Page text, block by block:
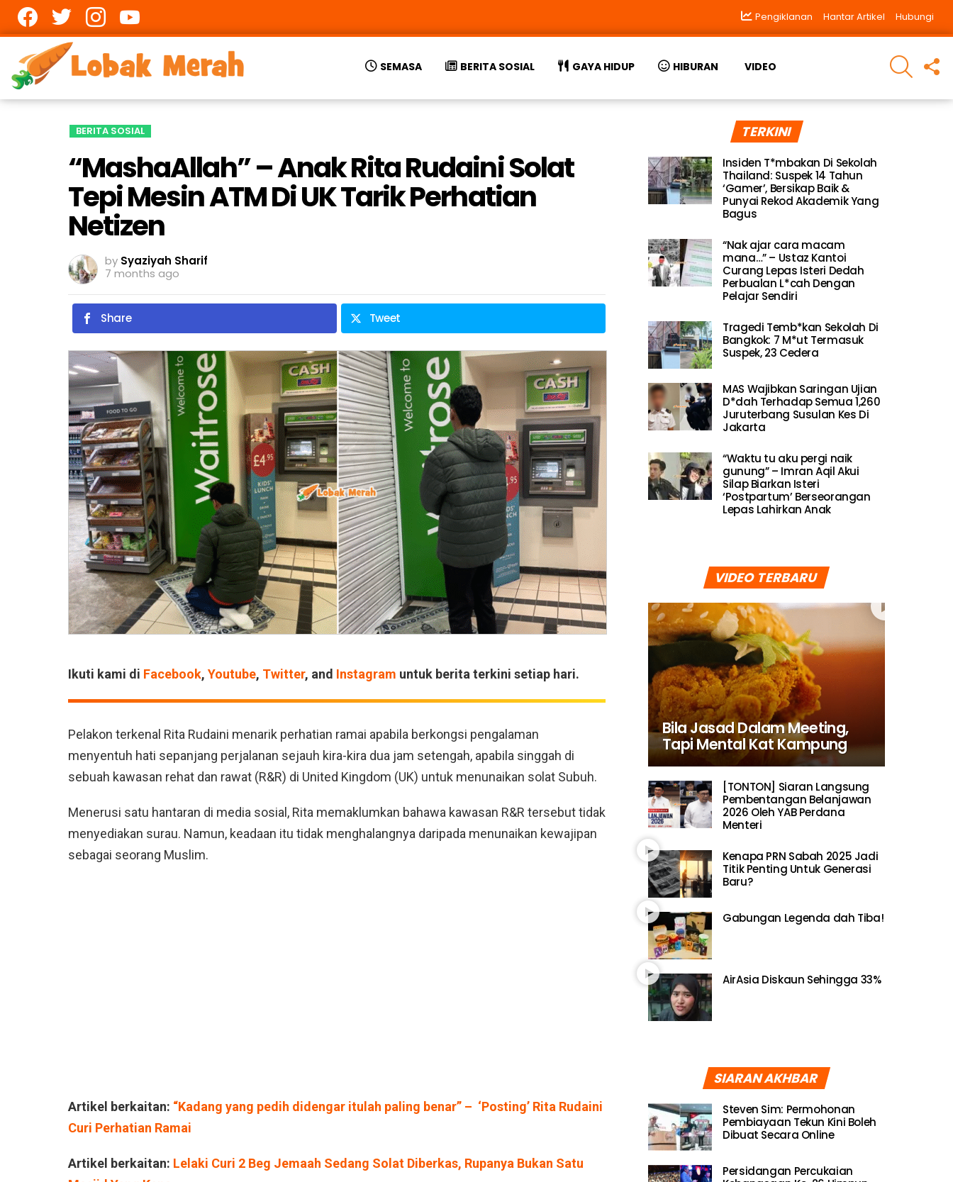
Pengiklanan Hantar Artikel Hubungi
SEMASA BERITA SOSIAL GAYA HIDUP HIBURAN VIDEO
SEARCH
BERITA SOSIAL
“MashaAllah” – Anak Rita Rudaini Solat
Tepi Mesin ATM Di UK Tarik Perhatian
Netizen
by Syaziyah Sharif
7 months ago
Share Tweet
Ikuti kami di Facebook, Youtube, Twitter, and Instagram untuk berita terkini setiap hari.
Pelakon terkenal Rita Rudaini menarik perhatian ramai apabila berkongsi pengalaman
menyentuh hati sepanjang perjalanan sejauh kira-kira dua jam setengah, apabila singgah di
sebuah kawasan rehat dan rawat (R&R) di United Kingdom (UK) untuk menunaikan solat Subuh.
Menerusi satu hantaran di media sosial, Rita memaklumkan bahawa kawasan R&R tersebut tidak
menyediakan surau. Namun, keadaan itu tidak menghalangnya daripada menunaikan kewajipan
sebagai seorang Muslim.
Artikel berkaitan: “Kadang yang pedih didengar itulah paling benar” – ‘Posting’ Rita Rudaini
Curi Perhatian Ramai
Artikel berkaitan: Lelaki Curi 2 Beg Jemaah Sedang Solat Diberkas, Rupanya Bukan Satu
TERKINI
Insiden T*mbakan Di Sekolah
Thailand: Suspek 14 Tahun
‘Gamer’, Bersikap Baik &
Punyai Rekod Akademik Yang
Bagus
“Nak ajar cara macam
mana…” – Ustaz Kantoi
Curang Lepas Isteri Dedah
Perbualan L*cah Dengan
Pelajar Sendiri
Tragedi Temb*kan Sekolah Di
Bangkok: 7 M*ut Termasuk
Suspek, 23 Cedera
MAS Wajibkan Saringan Ujian
D*dah Terhadap Semua 1,260
Juruterbang Susulan Kes Di
Jakarta
“Waktu tu aku pergi naik
gunung” – Imran Aqil Akui
Silap Biarkan Isteri
‘Postpartum’ Berseorangan
Lepas Lahirkan Anak
VIDEO TERBARU
Bila Jasad Dalam Meeting,
Tapi Mental Kat Kampung
[TONTON] Siaran Langsung
Pembentangan Belanjawan
2026 Oleh YAB Perdana
Menteri
Kenapa PRN Sabah 2025 Jadi
Titik Penting Untuk Generasi
Baru?
Gabungan Legenda dah Tiba!
AirAsia Diskaun Sehingga 33%
SIARAN AKHBAR
Steven Sim: Permohonan
Pembiayaan Tekun Kini Boleh
Dibuat Secara Online
Persidangan Percukaian